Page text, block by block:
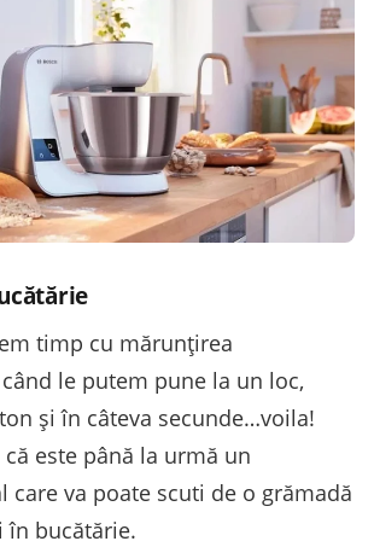
timp cu mărunțirea
le putem pune la un loc,
și în câteva secunde…voila!
că este până la urmă un
va poate scuti de o grămadă
în bucătărie.